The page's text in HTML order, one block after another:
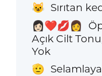
😺 Sırıtan
👩🏻‍❤️‍💋‍👩
Açık Cilt
Yok
🫡